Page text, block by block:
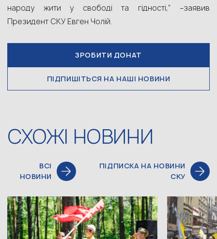
народу жити у свободі та гідності,” –заявив
Президент СКУ Евген Чолій.
ЗРОБИТИ ДОНАТ
ПІДПИШІТЬСЯ НА НАШІ НОВИНИ
СХОЖІ НОВИНИ
ВСІ
НОВИНИ
ПІДПИСКА НА НОВИНИ
СКУ